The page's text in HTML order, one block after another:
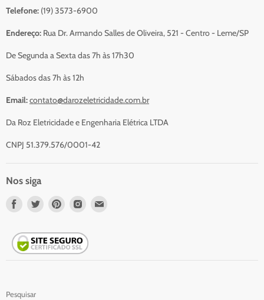
Resumo do Orçamento
Sobre Nós
Telefone: (19) 3573-6900
Endereço: Rua Dr. Armando Salles de Oliveira, 521 - Centro - Leme/SP
De Segunda a Sexta das 7h às 17h30
Sábados das 7h às 12h
Email:contato@darozeletricidade.com.br
Da Roz Eletricidade e Engenharia Elétrica LTDA
CNPJ 51.379.576/0001-42
Nos siga
Nos
em
Facebook
Nos
em
Twitter
Nos
em
Pinterest
Nos
Instagram
Pesquisar